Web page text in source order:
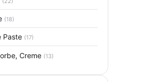
(18)
Paste (17)
Creme (13)